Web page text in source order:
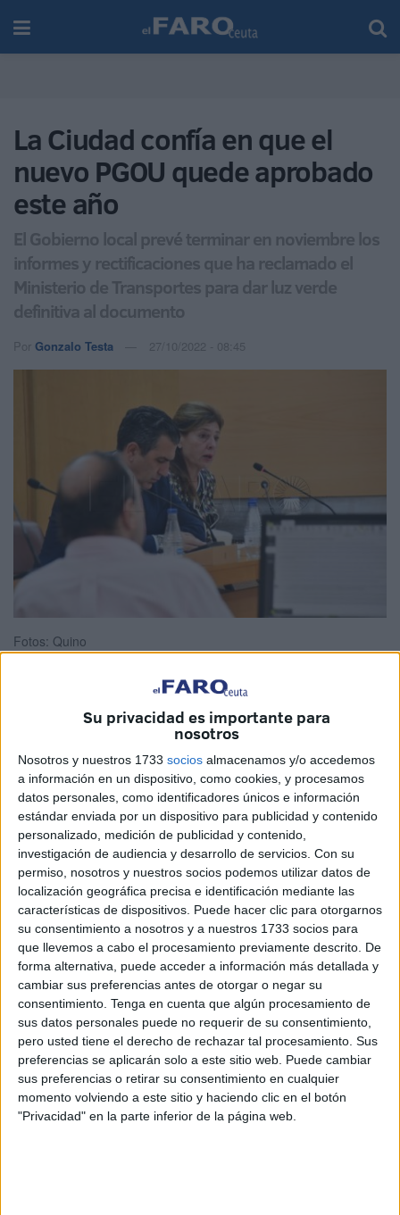
Su privacidad es importante para
nosotros
Nosotros y nuestros 1733 socios almacenamos y/o accedemos
a información en un dispositivo, como cookies, y procesamos
datos personales, como identificadores únicos e información
estándar enviada por un dispositivo para publicidad y contenido
personalizado, medición de publicidad y contenido,
investigación de audiencia y desarrollo de servicios. Con su
permiso, nosotros y nuestros socios podemos utilizar datos de
localización geográfica precisa e identificación mediante las
características de dispositivos. Puede hacer clic para otorgarnos
su consentimiento a nosotros y a nuestros 1733 socios para
que llevemos a cabo el procesamiento previamente descrito. De
forma alternativa, puede acceder a información más detallada y
cambiar sus preferencias antes de otorgar o negar su
consentimiento. Tenga en cuenta que algún procesamiento de
sus datos personales puede no requerir de su consentimiento,
pero usted tiene el derecho de rechazar tal procesamiento. Sus
preferencias se aplicarán solo a este sitio web. Puede cambiar
sus preferencias o retirar su consentimiento en cualquier
momento volviendo a este sitio y haciendo clic en el botón
"Privacidad" en la parte inferior de la página web.
La Ciudad confía en que el
nuevo PGOU quede aprobado
este año
El Gobierno local prevé terminar en noviembre los
informes y rectificaciones que ha reclamado el
Ministerio de Transportes para dar luz verde
definitiva al documento
Por Gonzalo Testa 27/10/2022 - 08:45
Fotos: Quino
La consejera de Presidencia delGobierno de Ceuta
Mabel Deu, ha precisado este jueves en el Pleno que el
nuevoPlan General de Ordenación Urbana (PGOU)de
la ciudad aprobado provisionalmente por el Plenotodavía
está pendiente del visto bueno definitivo del Ministerio de
Transportes, al que le corresponde darle luz verde.
El Ejecutivo local sigue confiando en obtenerla “antes” de
que termine 2022.
“En junio se nos comunicó informalmente que teníamos
quecompletar el expediente enviadocon otros informes
y rectificar algunos errores materiales y aritméticos con el
fin de evitar cualquier tipo de recursos que pudiera
conllevar su anulación tras su aprobación definitiva, algo
que ha sucedido en otros territorios”, ha ampliado la
también vicepresidenta Primera sobre la necesidad de ser
“garantistas”.